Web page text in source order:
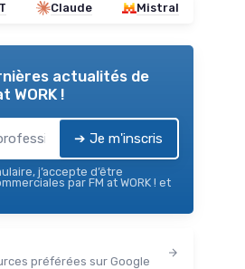
Claude Mistral
actualités de
WORK !
➔ Je m'inscris
j’accepte d’être
par FM at WORK ! et
préférées sur Google